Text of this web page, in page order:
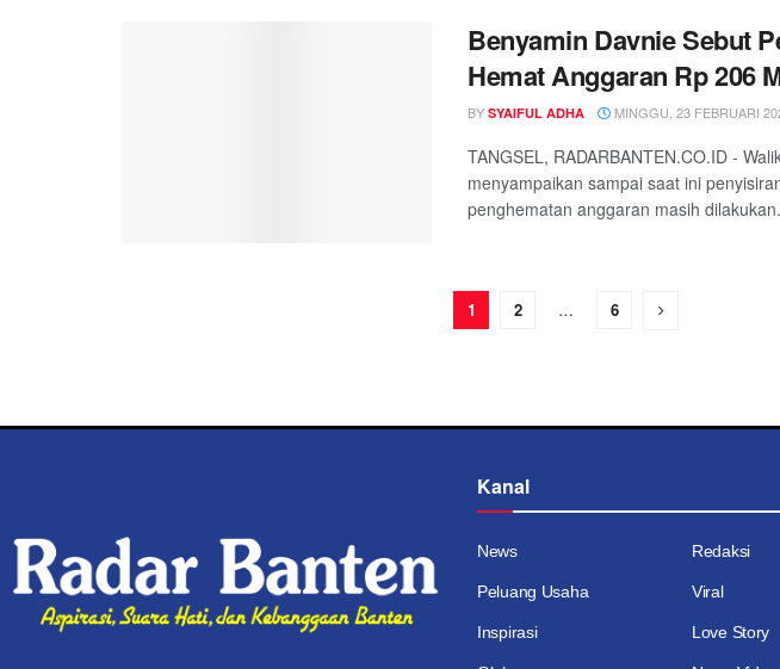
Benyamin Davnie Sebut
Hemat Anggaran Rp 206
BY SYAIFUL ADHA MINGGU, 23 FEBRUARI
TANGSEL, RADARBANTEN.CO.ID -
menyampaikan sampai saat ini
penghematan anggaran masih
1 2 … 6
Kanal
News Redaksi
Peluang Usaha Viral
Inspirasi Love Story